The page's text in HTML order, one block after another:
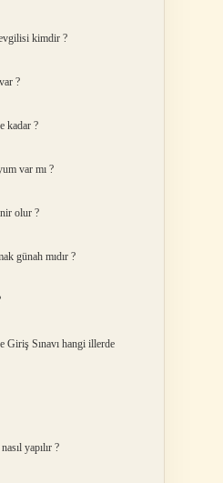
kimdir ?
?
kadar ?
var mı ?
olur ?
günah mıdır ?
Sınavı hangi illerde
yapılır ?